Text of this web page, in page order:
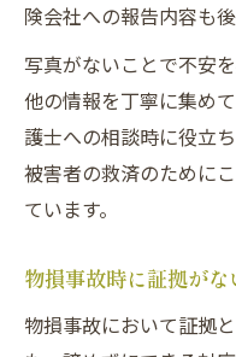
険会社への報告内容も
写真がないことで不安
他の情報を丁寧に集め
護士への相談時に役立
被害者の救済のために
ています。
物損事故時に証拠が
物損事故において証拠